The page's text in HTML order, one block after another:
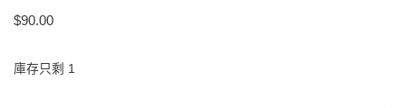
$90.00
庫存只剩 1